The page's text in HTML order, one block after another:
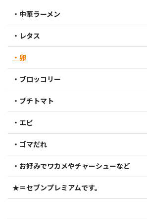
・中華ラーメン
・レタス
・卵
・ブロッコリー
・プチトマト
・エビ
・ゴマだれ
・お好みでワカメやチャーシューなど
★＝セブンプレミアムです。